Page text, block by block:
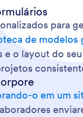
para
de
o layout do
o em um